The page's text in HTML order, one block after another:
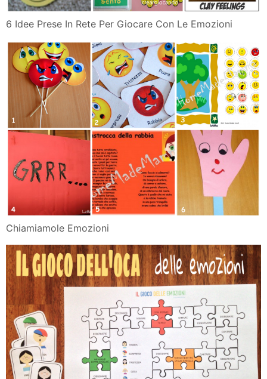
6 Idee Prese In Rete Per Giocare Con Le Emozioni
Chiamiamole Emozioni